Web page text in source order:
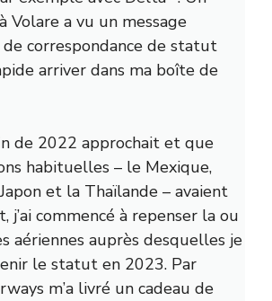
Volare a vu un message
de correspondance de statut
arriver dans ma boîte de
de 2022 approchait et que
habituelles – le Mexique,
et la Thaïlande – avaient
j’ai commencé à repenser la ou
aériennes auprès desquelles je
le statut en 2023. Par
m’a livré un cadeau de